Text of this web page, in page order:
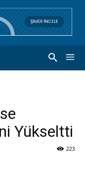
Yükseltti
223